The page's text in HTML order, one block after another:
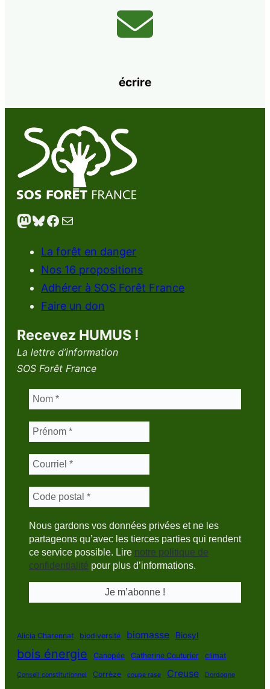
écrire
Mastodon Bluesky Facebook E-mail
La forêt en danger
Nos 16 propositions
Adhérer à SOS Forêt France
Faire un don
Recevez HUMUS !
La lettre d’information
SOS Forêt France
Nous gardons vos données privées et ne les
partageons qu’avec les tierces parties qui rendent
ce service possible. Lire notre politique de
confidentialité pour plus d’informations.
Alicia Charennat biodiversité biomasse Biosyl
bois énergie Canopée Catherine Couturier climat
Conseil constitutionnel Corrèze coupe rase Creuse Dordogne